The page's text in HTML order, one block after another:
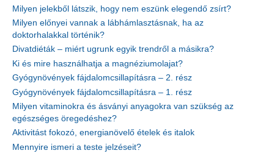
Milyen jelekből látszik, hogy nem eszünk elegendő zsírt?
Milyen előnyei vannak a lábhámlasztásnak, ha az
doktorhalakkal történik?
Divatdiéták – miért ugrunk egyik trendről a másikra?
Ki és mire használhatja a magnéziumolajat?
Gyógynövények fájdalomcsillapításra – 2. rész
Gyógynövények fájdalomcsillapításra – 1. rész
Milyen vitaminokra és ásványi anyagokra van szükség az
egészséges öregedéshez?
Aktivitást fokozó, energianövelő ételek és italok
Mennyire ismeri a teste jelzéseit?